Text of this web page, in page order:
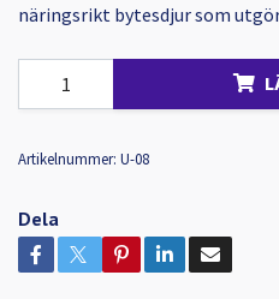
näringsrikt bytesdjur som
Artikelnummer: U-08
Dela